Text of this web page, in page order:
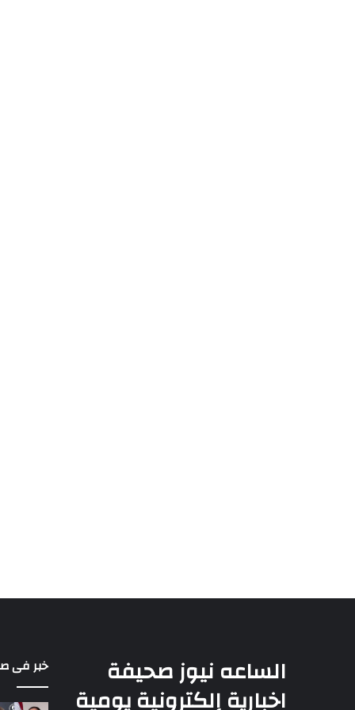
الساعه نيوز صحيفة
اخبارية إلكترونية يومية
خبر فى